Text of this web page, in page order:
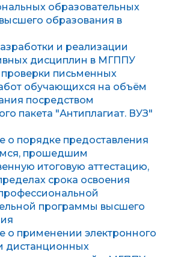
образовательных
образования в
и реализации
дисциплин в МГППУ
проверки письменных
обучающихся на объём
посредством
пакета "Антиплагиат. ВУЗ"
о порядке предоставления
прошедшим
итоговую аттестацию,
срока освоения
программы высшего
о применении электронного
дистанционных